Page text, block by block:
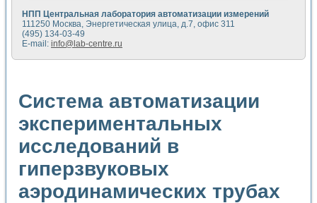
Метод прогнозирования свойств дисперсных продуктов
Недорогая система управления сверхпроводящим
Применение технологий NI в курсе экспериментальной
Расчет переноса аэрозоля и выпадения осадка в
Применение NI VISION для геометрического анализа в
Система температурной стабилизации
Управление движением с помощью программно -
Определение параметров всплывающих газовых
Система управления асинхронным тиристорным
Лазерный профилометр
Применение средств NATIONAL INSTRUMENTS для
Разработка автоматизированного стенда для
НПП Центральная лаборатория автоматизации измерений
111250 Москва, Энергетическая улица, д.7, офис 311
(495) 134-03-49
E-mail: info@lab-centre.ru
Система автоматизации
экспериментальных
исследований в
гиперзвуковых
аэродинамических трубах